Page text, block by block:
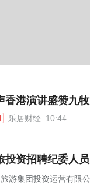
香港演讲盛赞九
乐居财经 10:44
投资招聘纪委人
游集团投资运营有限